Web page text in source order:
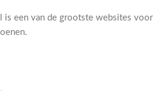
is een van de grootste websites voor